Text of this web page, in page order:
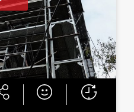
Play
Video